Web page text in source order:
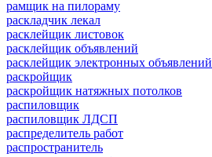
рамщик на пилораму
раскладчик лекал
расклейщик листовок
расклейщик объявлений
расклейщик электронных объявлений
раскройщик
раскройщик натяжных потолков
распиловщик
распиловщик ЛДСП
распределитель работ
распространитель